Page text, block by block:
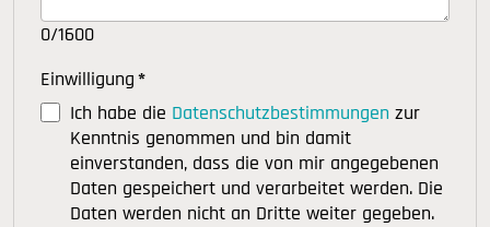
0/1600
Einwilligung*
Ich habe die Datenschutzbestimmungen zur
Kenntnis genommen und bin damit
einverstanden, dass die von mir angegebenen
Daten gespeichert und verarbeitet werden. Die
Daten werden nicht an Dritte weiter gegeben.